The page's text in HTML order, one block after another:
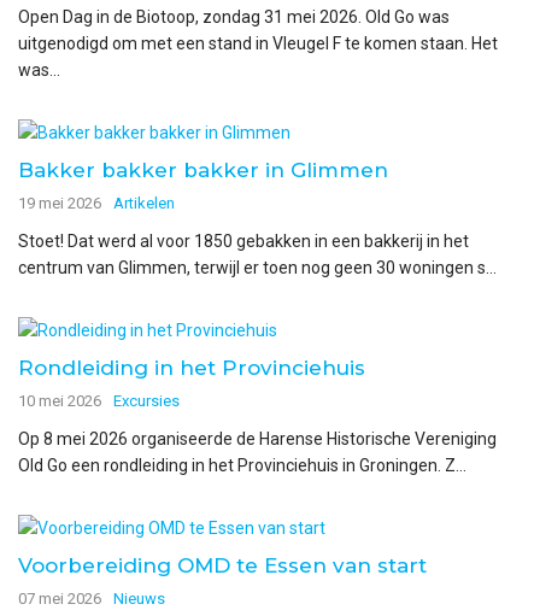
Open Dag in de Biotoop, zondag 31 mei 2026. Old Go was
uitgenodigd om met een stand in Vleugel F te komen staan. Het
was...
Bakker bakker bakker in Glimmen
19 mei 2026 Artikelen
Stoet! Dat werd al voor 1850 gebakken in een bakkerij in het
centrum van Glimmen, terwijl er toen nog geen 30 woningen s...
Rondleiding in het Provinciehuis
10 mei 2026 Excursies
Op 8 mei 2026 organiseerde de Harense Historische Vereniging
Old Go een rondleiding in het Provinciehuis in Groningen. Z...
Voorbereiding OMD te Essen van start
07 mei 2026 Nieuws